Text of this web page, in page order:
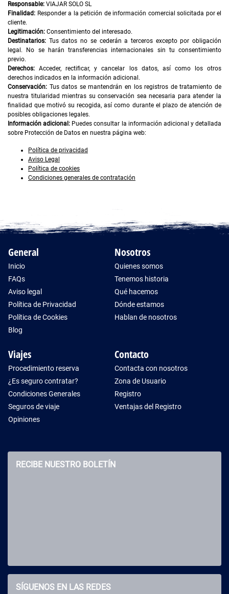
Responsable: VIAJAR SOLO SL
Finalidad: Responder a la petición de información comercial solicitada por el
cliente.
Legitimación: Consentimiento del interesado.
Destinatarios: Tus datos no se cederán a terceros excepto por obligación
legal. No se harán transferencias internacionales sin tu consentimiento
previo.
Derechos: Acceder, rectificar, y cancelar los datos, así como los otros
derechos indicados en la información adicional.
Conservación: Tus datos se mantendrán en los registros de tratamiento de
nuestra titularidad mientras su conservación sea necesaria para atender la
finalidad que motivó su recogida, así como durante el plazo de atención de
posibles obligaciones legales.
Información adicional: Puedes consultar la información adicional y detallada
sobre Protección de Datos en nuestra página web:
Política de privacidad
Aviso Legal
Política de cookies
Condiciones generales de contratación
General
Inicio
FAQs
Aviso legal
Política de Privacidad
Política de Cookies
Blog
Nosotros
Quienes somos
Tenemos historia
Qué hacemos
Dónde estamos
Hablan de nosotros
Viajes
Procedimiento reserva
¿Es seguro contratar?
Condiciones Generales
Seguros de viaje
Opiniones
Contacto
Contacta con nosotros
Zona de Usuario
Registro
Ventajas del Registro
RECIBE NUESTRO BOLETÍN
SÍGUENOS EN LAS REDES